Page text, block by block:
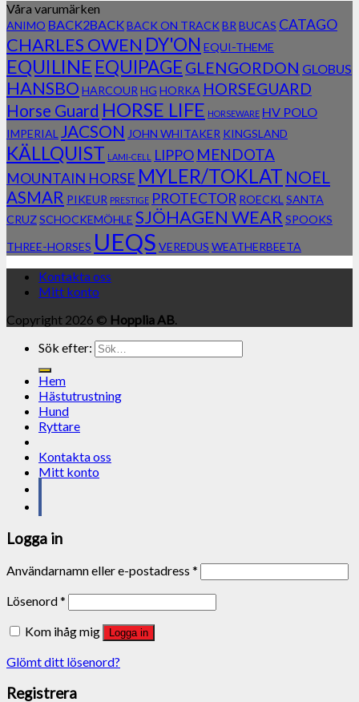
Våra varumärken
ANIMO BACK2BACKBACK ON TRACK BR BUCAS CATAGO
CHARLES OWEN DY'ON EQUI-THEME
EQUILINE EQUIPAGE GLENGORDON GLOBUS
HANSBO HARCOUR HG HORKA HORSEGUARD
Horse Guard HORSE LIFE HORSEWARE HV POLO
IMPERIAL JACSON JOHN WHITAKER KINGSLAND
KÄLLQUIST LAMI-CELL LIPPO MENDOTA
MOUNTAIN HORSE MYLER/TOKLAT NOEL
ASMAR PIKEUR PRESTIGE PROTECTOR ROECKL SANTA
CRUZSCHOCKEMÖHLE SJÖHAGEN WEAR SPOOKS
THREE-HORSES UEQS VEREDUS WEATHERBEETA
Kontakta oss
Mitt konto
Copyright 2026 © Hopplia AB.
Sök efter:
Hem
Hästutrustning
Hund
Ryttare
Kontakta oss
Mitt konto
Logga in
Användarnamn eller e-postadress *
Lösenord*
Kom ihåg mig
Logga in
Glömt ditt lösenord?
Registrera